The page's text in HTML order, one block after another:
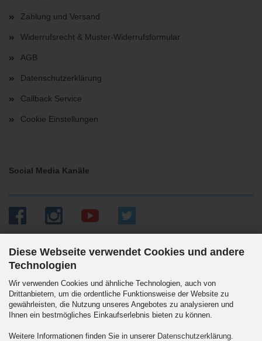
Diese Webseite verwendet Cookies und andere
Technologien
Wir verwenden Cookies und ähnliche Technologien, auch von
Drittanbietern, um die ordentliche Funktionsweise der Website zu
gewährleisten, die Nutzung unseres Angebotes zu analysieren und
Ihnen ein bestmögliches Einkaufserlebnis bieten zu können.
Weitere Informationen finden Sie in unserer Datenschutzerklärung
Zahlung und Versand
Widerrufsrecht & Muster-Widerrufsformular
AGB
Datenschutzerklärung
Callback Service
Cookie Einstellungen
Social Media Kanäle
Versandpartner
Wir versenden auch an Packstationen. DHL Standard 5.90 Euro innerhalb